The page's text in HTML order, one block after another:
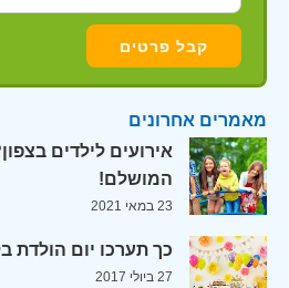
מאמרים אחרונים
אירועים לילדים
המושלם!
23 במאי 2021
כך תערכו יום הולדת
27 ביולי 2017